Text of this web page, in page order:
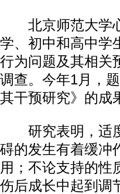
北京师范大学心
学、初中和高中学
行为问题及其相关
调查。今年1月，
其干预研究》的成
研究表明，适度
碍的发生有着缓冲
用；不论支持的性
伤后成长中起到调